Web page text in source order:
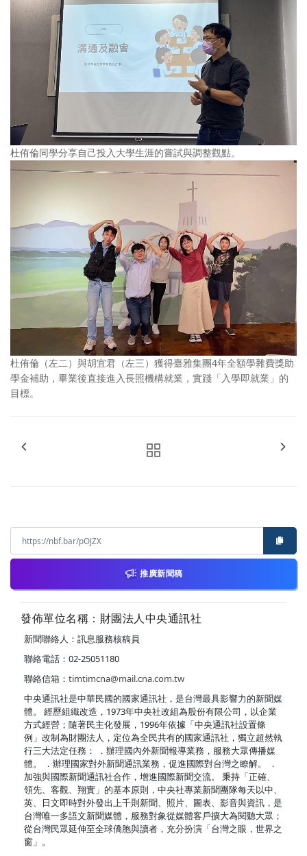
杜侑倫同學分享自己投入大學生涯的嘗試與調整觀點。
杜侑倫（左二）與胡宜君（左三）獲得臺雅集團4年全額學雜費獎助
學金補助，畢業後直接進入長照機構就業，實踐「入學即就業」的
目標。
推廣新聞稿
發佈單位名稱：財團法人中央通訊社
新聞聯絡人：訊息服務核稿員
聯絡電話：02-25051180
聯絡信箱： timtimcna@mail.cna.com.tw
中央通訊社是中華民國的國家通訊社，是台灣最具影響力的新聞媒
體。 經歷組織改造，1973年中央社改組為股份有限公司，以企業
方式經營；隨著民主化發展，1996年依據「中央通訊社設置條
例」改制為財團法人，定位為全民共有的國家通訊社，獨立超然執
行三大法定任務： ．辦理國內外新聞報導業務，服務大眾傳播媒
體。 ．辦理國家對外新聞通訊業務，促進國際對台灣之瞭解。 ．
加強與國際新聞通訊社合作，增進國際新聞交流。 秉持「正確、
領先、客觀、翔實」的基本原則，中央社專業新聞團隊每天以中、
英、日文即時對外發出上千則新聞、照片、圖表、影音與資訊，是
台灣唯一多語文新聞媒體，服務對象從媒體客戶擴大為閱聽大眾；
從台灣民眾延伸至全球僑胞與讀者，充分扮演「台灣之眼，世界之
窗」。